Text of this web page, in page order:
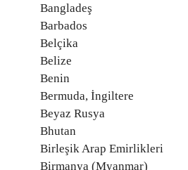
Bangladeş
Barbados
Belçika
Belize
Benin
Bermuda, İngiltere
Beyaz Rusya
Bhutan
Birleşik Arap Emirlikleri
Birmanya (Myanmar)